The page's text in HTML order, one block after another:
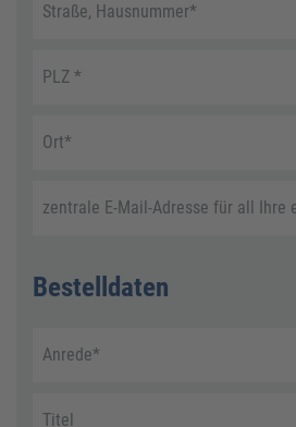
Straße, Hausnummer*
PLZ *
Ort*
Bestelldaten
Anrede*
Titel